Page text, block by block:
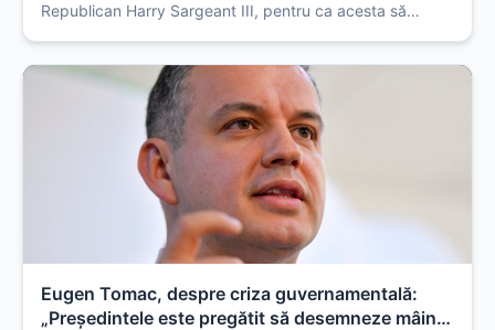
Republican Harry Sargeant III, pentru ca acesta să
Eugen Tomac, despre criza guvernamentală:
„Președintele este pregătit să desemneze mâine